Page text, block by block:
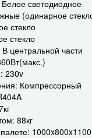
светодиодное
(одинарное
стекло
стекло
центральной части
230v
Компрессорный
88кг